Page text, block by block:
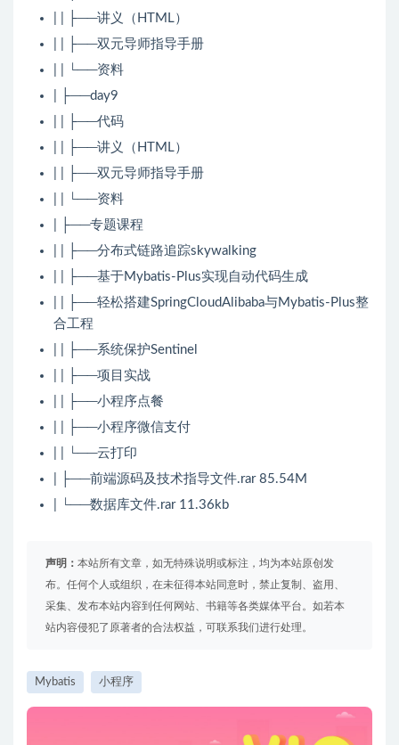
| | ├──讲义（HTML）
| | ├──双元导师指导手册
| | └──资料
| ├──day9
| | ├──代码
| | ├──讲义（HTML）
| | ├──双元导师指导手册
| | └──资料
| ├──专题课程
| | ├──分布式链路追踪skywalking
| | ├──基于Mybatis-Plus实现自动代码生成
| | ├──轻松搭建SpringCloudAlibaba与Mybatis-Plus整
合工程
| | ├──系统保护Sentinel
| | ├──项目实战
| | ├──小程序点餐
| | ├──小程序微信支付
| | └──云打印
| ├──前端源码及技术指导文件.rar 85.54M
| └──数据库文件.rar 11.36kb
声明： 本站所有文章，如无特殊说明或标注，均为本站原创发
布。任何个人或组织，在未征得本站同意时，禁止复制、盗用、
采集、发布本站内容到任何网站、书籍等各类媒体平台。如若本
站内容侵犯了原著者的合法权益，可联系我们进行处理。
Mybatis 小程序